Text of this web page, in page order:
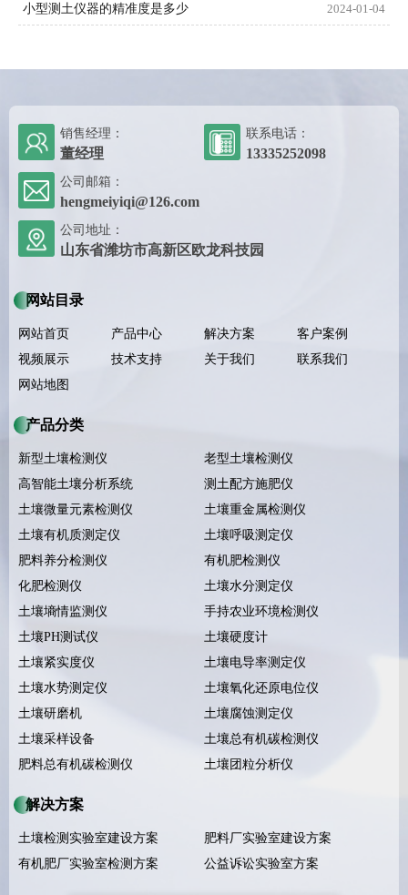
小型测土仪器的精准度是多少 2024-01-04
销售经理：
董经理
联系电话：
13335252098
公司邮箱：
hengmeiyiqi@126.com
公司地址：
山东省潍坊市高新区欧龙科技园
网站目录
网站首页 产品中心 解决方案
客户案例
视频展示
技术支持 关于我们
联系我们
网站地图
产品分类
新型土壤检测仪
老型土壤检测仪
高智能土壤分析系统
测土配方施肥仪
土壤微量元素检测仪
土壤重金属检测仪
土壤有机质测定仪
土壤呼吸测定仪
肥料养分检测仪
有机肥检测仪
化肥检测仪
土壤水分测定仪
土壤墒情监测仪
手持农业环境检测仪
土壤PH测试仪
土壤硬度计
土壤紧实度仪
土壤电导率测定仪
土壤水势测定仪
土壤氧化还原电位仪
土壤研磨机
土壤腐蚀测定仪
土壤采样设备
土壤总有机碳检测仪
肥料总有机碳检测仪
土壤团粒分析仪
解决方案
土壤检测实验室建设方案
肥料厂实验室建设方案
有机肥厂实验室检测方案
公益诉讼实验室方案